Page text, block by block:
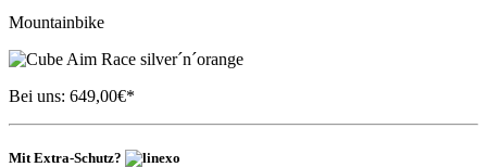
Mountainbike
Bei uns: 649,00€*
Mit Extra-Schutz?